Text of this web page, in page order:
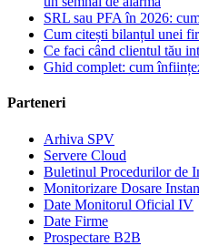
SRL sau PFA în 2026:
Cum citești bilanțul unei
Ce faci când clientul tău
Ghid complet: cum
Parteneri
Arhiva SPV
Servere Cloud
Buletinul Procedurilor de
Monitorizare Dosare
Date Monitorul Oficial IV
Date Firme
Prospectare B2B